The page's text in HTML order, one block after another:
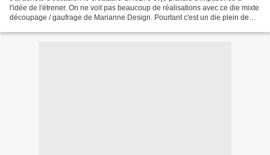
l'idée de l'étrener. On ne voit pas beaucoup de réalisations avec ce die mixte
découpage / gaufrage de Marianne Design. Pourtant c'est un die plein de